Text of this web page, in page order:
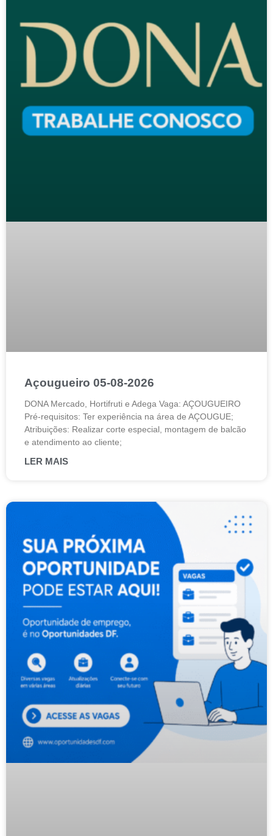
Açougueiro 05-08-2026
DONA Mercado, Hortifruti e Adega Vaga: AÇOUGUEIRO
Pré-requisitos: Ter experiência na área de AÇOUGUE;
Atribuições: Realizar corte especial, montagem de balcão
e atendimento ao cliente;
LER MAIS